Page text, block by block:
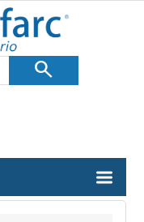
search